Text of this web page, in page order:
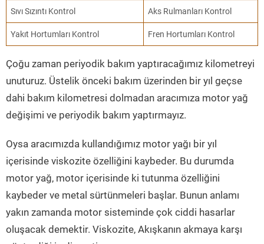
Sıvı Sızıntı Kontrol Aks Rulmanları Kontrol
Yakıt Hortumları Kontrol Fren Hortumları Kontrol
Çoğu zaman periyodik bakım yaptıracağımız kilometreyi
unuturuz. Üstelik önceki bakım üzerinden bir yıl geçse
dahi bakım kilometresi dolmadan aracımıza motor yağ
değişimi ve periyodik bakım yaptırmayız.
Oysa aracımızda kullandığımız motor yağı bir yıl
içerisinde viskozite özelliğini kaybeder. Bu durumda
motor yağ, motor içerisinde ki tutunma özelliğini
kaybeder ve metal sürtünmeleri başlar. Bunun anlamı
yakın zamanda motor sisteminde çok ciddi hasarlar
oluşacak demektir. Viskozite, Akışkanın akmaya karşı